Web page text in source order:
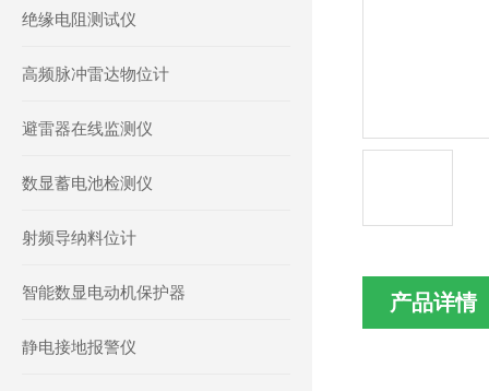
绝缘电阻测试仪
高频脉冲雷达物位计
避雷器在线监测仪
数显蓄电池检测仪
射频导纳料位计
智能数显电动机保护器
静电接地报警仪
产品详情